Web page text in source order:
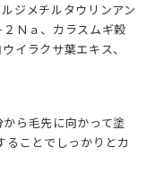
ジメチルタウリンアン
Ｎａ、カラスムギ穀
イラクサ葉エキス、
ら毛先に向かって塗
ることでしっかりとカ